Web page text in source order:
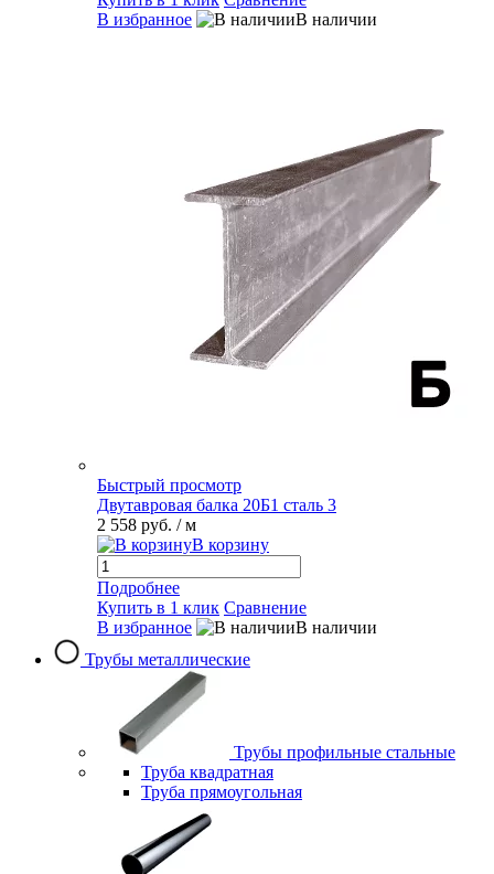
В избранное
В наличии
Быстрый просмотр
Двутавровая балка 20Б1 сталь 3
2 558 руб. / м
В корзину
Подробнее
Купить в 1 клик Сравнение
В избранное
В наличии
Трубы металлические
Трубы профильные стальные
Труба квадратная
Труба прямоугольная